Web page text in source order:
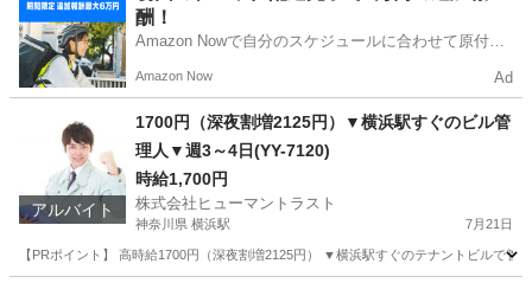
酬！
Amazon Nowで自分のスケジュールに合わせて原付や
う！
Amazon Now Ad
アルバイト
1700円（深夜割増2125円）▼横浜駅すぐのビル管
理人▼週3～4日(YY-7120)
時給1,700円
株式会社ヒューマントラスト
神奈川県 横浜駅 7月21日
【PRポイント】 高時給1700円（深夜割増2125円） ▼横浜駅すぐのテナントビル